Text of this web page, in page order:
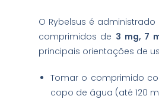
O Rybelsus é
comprimidos de 3 mg, 7
principais orientações de
Tomar o comprimido
copo de água (até 120